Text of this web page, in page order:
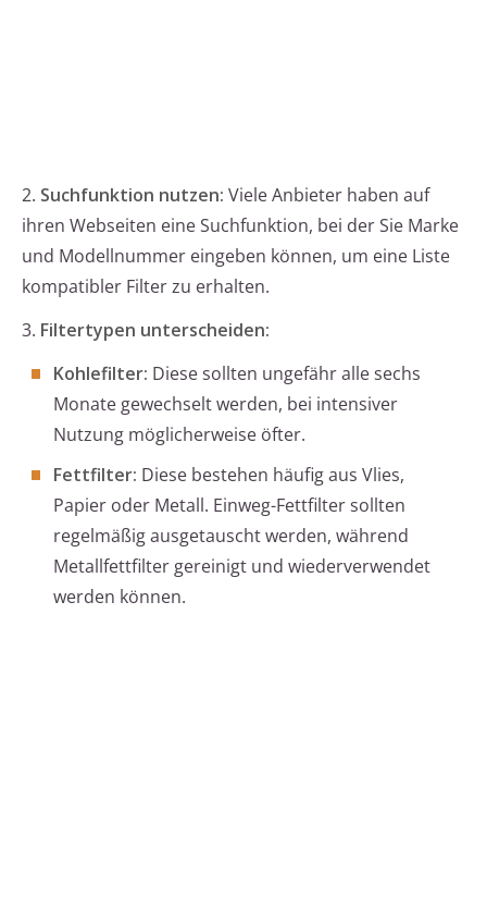
2. Suchfunktion nutzen: Viele Anbieter haben auf
ihren Webseiten eine Suchfunktion, bei der Sie Marke
und Modellnummer eingeben können, um eine Liste
kompatibler Filter zu erhalten.
3. Filtertypen unterscheiden:
Kohlefilter: Diese sollten ungefähr alle sechs
Monate gewechselt werden, bei intensiver
Nutzung möglicherweise öfter.
Fettfilter: Diese bestehen häufig aus Vlies,
Papier oder Metall. Einweg-Fettfilter sollten
regelmäßig ausgetauscht werden, während
Metallfettfilter gereinigt und wiederverwendet
werden können.